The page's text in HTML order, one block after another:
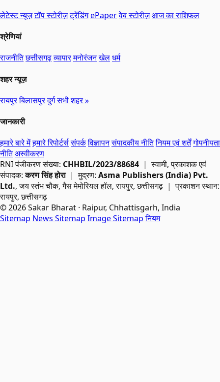
लेटेस्ट न्यूज़टॉप स्टोरीज़ट्रेंडिंगePaperवेब स्टोरीज़आज का राशिफल
श्रेणियां
राजनीतिछत्तीसगढ़व्यापारमनोरंजनखेलधर्म
शहर न्यूज़
रायपुरबिलासपुरदुर्गसभी शहर »
जानकारी
हमारे बारे मेंहमारे रिपोर्टर्ससंपर्कविज्ञापनसंपादकीय नीतिनियम एवं शर्तेंगोपनीयता
नीतिअस्वीकरण
RNIपंजीकरण संख्या: CHHBIL/2023/88684 | स्वामी, प्रकाशक एवं
संपादक:करण सिंह होरा| मुद्रण: Asma Publishers (India) Pvt.
Ltd., जय स्तंभ चौक, गैस मेमोरियल हॉल, रायपुर, छत्तीसगढ़ | प्रकाशन स्थान:
रायपुर, छत्तीसगढ़
© 2026 Sakar Bharat · Raipur, Chhattisgarh, India
Sitemap News Sitemap Image Sitemap नियम